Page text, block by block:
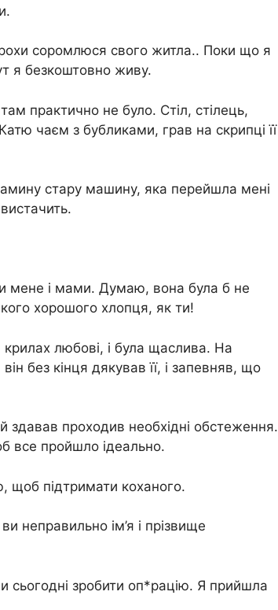
соромлюся свого житла.. Поки що я
я безкоштовно живу.
практично не було. Стіл, стілець,
чаєм з бубликами, грав на скрипці її
стару машину, яка перейшла мені
мене і мами. Думаю, вона була б не
хорошого хлопця, як ти!
любові, і була щаслива. На
без кінця дякував її, і запевняв, що
проходив необхідні обстеження.
все пройшло ідеально.
щоб підтримати коханого.
неправильно ім’я і прізвище
сьогодні зробити оп*рацію. Я прийшла